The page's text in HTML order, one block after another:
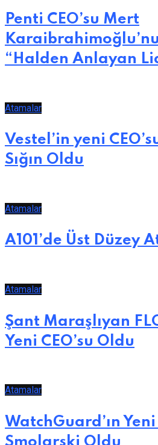
Penti CEO’su Mert
“Halden Anlayan
Atamalar
Vestel’in yeni
Sığın Oldu
Atamalar
A101’de Üst Düzey
Atamalar
Şant Maraşlıyan
Yeni CEO’su Oldu
Atamalar
WatchGuard’ın Yeni